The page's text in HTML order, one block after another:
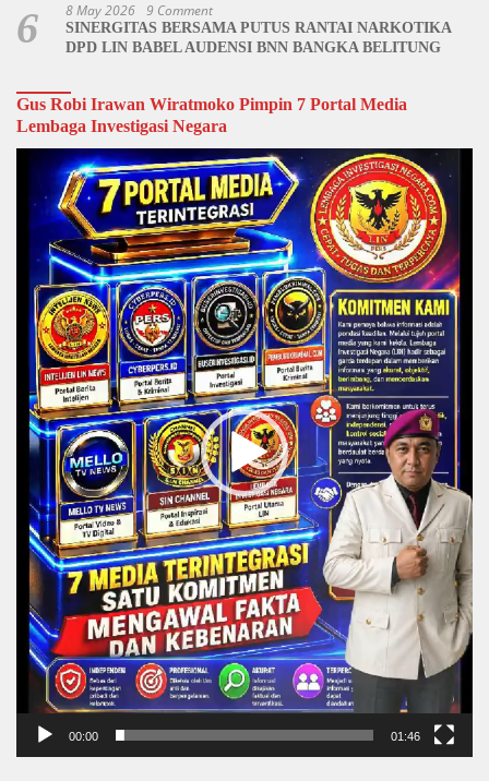
6 8 May 2026 9 Comment
SINERGITAS BERSAMA PUTUS RANTAI NARKOTIKA
DPD LIN BABEL AUDENSI BNN BANGKA BELITUNG
Gus Robi Irawan Wiratmoko Pimpin 7 Portal Media
Lembaga Investigasi Negara
Video
Player
00:00 01:46